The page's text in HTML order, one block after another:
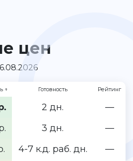
цен
↑ Готовность Рейтинг
2 дн. —
3 дн. —
4-7 к.д. раб. дн. —